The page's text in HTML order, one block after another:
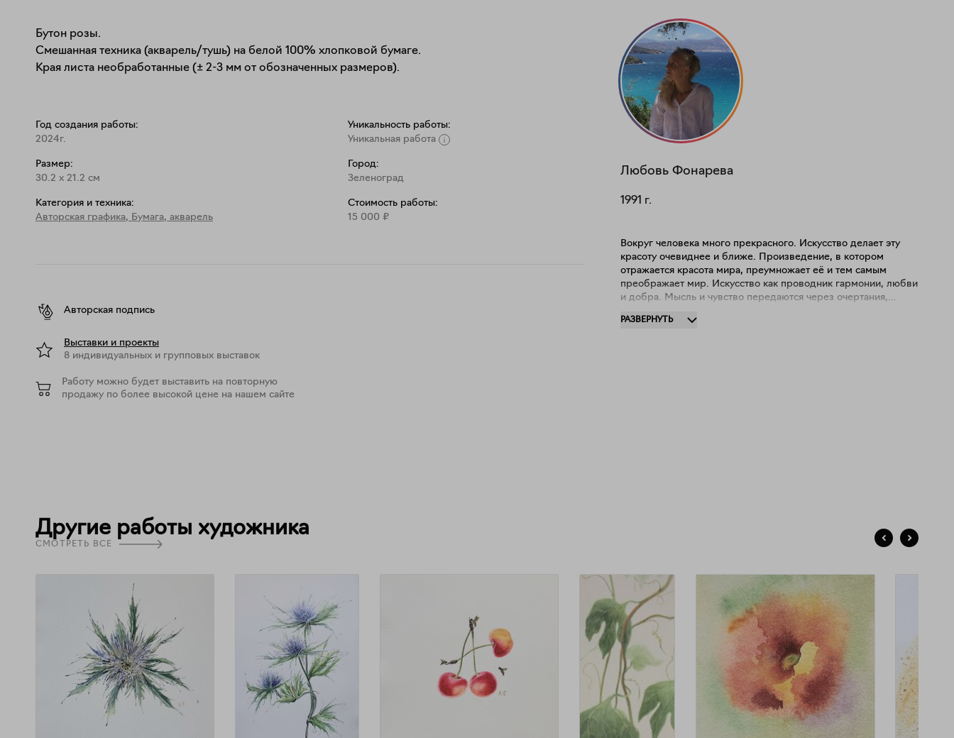
Бутон розы.
Смешанная техника (акварель/тушь) на белой 100% хлопковой бумаге.
Края листа необработанные (± 2-3 мм от обозначенных размеров).
Год создания работы:
2024г.
Размер:
30.2 x 21.2 см
Категория и техника:
Авторская графика, Бумага, акварель
Уникальность работы:
Уникальная работа
Город:
Зеленоград
Стоимость работы:
15 000 ₽
Авторская подпись
Выставки и проекты
8 индивидуальных и групповых выставок
Работу можно будет выставить на повторную
продажу по более высокой цене на нашем сайте
Любовь Фонарева
1991 г.
Вокруг человека много прекрасного. Искусство делает эту
красоту очевиднее и ближе. Произведение, в котором
отражается красота мира, преумножает её и тем самым
преображает мир. Искусство как проводник гармонии, любви
и добра. Мысль и чувство передаются через очертания,
образы цветов и растений как символ, ощущение
РАЗВЕРНУТЬ
Другие работы художника
СМОТРЕТЬ ВСЕ